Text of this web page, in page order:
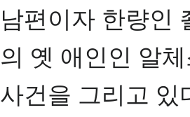
남편이자 한량인
의 옛 애인인 알
사건을 그리고 있